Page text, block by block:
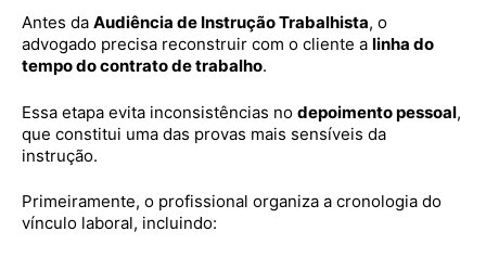
Antes da Audiência de Instrução Trabalhista, o
advogado precisa reconstruir com o cliente a linha do
tempo do contrato de trabalho.
Essa etapa evita inconsistências no depoimento pessoal,
que constitui uma das provas mais sensíveis da
instrução.
Primeiramente, o profissional organiza a cronologia do
vínculo laboral, incluindo: